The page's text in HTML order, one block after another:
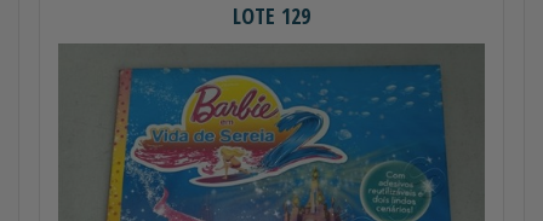
LOTE 129